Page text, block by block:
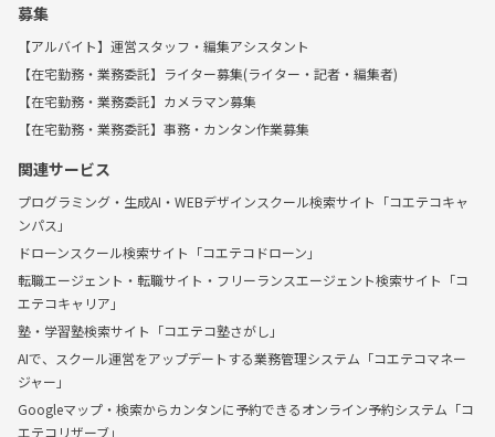
募集
【アルバイト】運営スタッフ・編集アシスタント
【在宅勤務・業務委託】ライター募集(ライター・記者・編集者)
【在宅勤務・業務委託】カメラマン募集
【在宅勤務・業務委託】事務・カンタン作業募集
関連サービス
プログラミング・生成AI・WEBデザインスクール検索サイト「コエテコキャ
ンパス」
ドローンスクール検索サイト「コエテコドローン」
転職エージェント・転職サイト・フリーランスエージェント検索サイト「コ
エテコキャリア」
塾・学習塾検索サイト「コエテコ塾さがし」
AIで、スクール運営をアップデートする業務管理システム「コエテコマネー
ジャー」
Googleマップ・検索からカンタンに予約できるオンライン予約システム「コ
エテコリザーブ」